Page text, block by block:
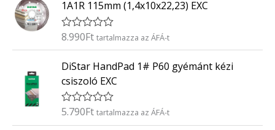
5
e
l
é
s
:
/
5
1A1R 115mm (1,4x10x22,23) EXC
É
é
e
l
é
s
:
8.990Ft tartalmazza az ÁFÁ-t
DiStar HandPad 1# P60 gyémánt kézi
csiszoló EXC
É
5.790Ft tartalmazza az ÁFÁ-t